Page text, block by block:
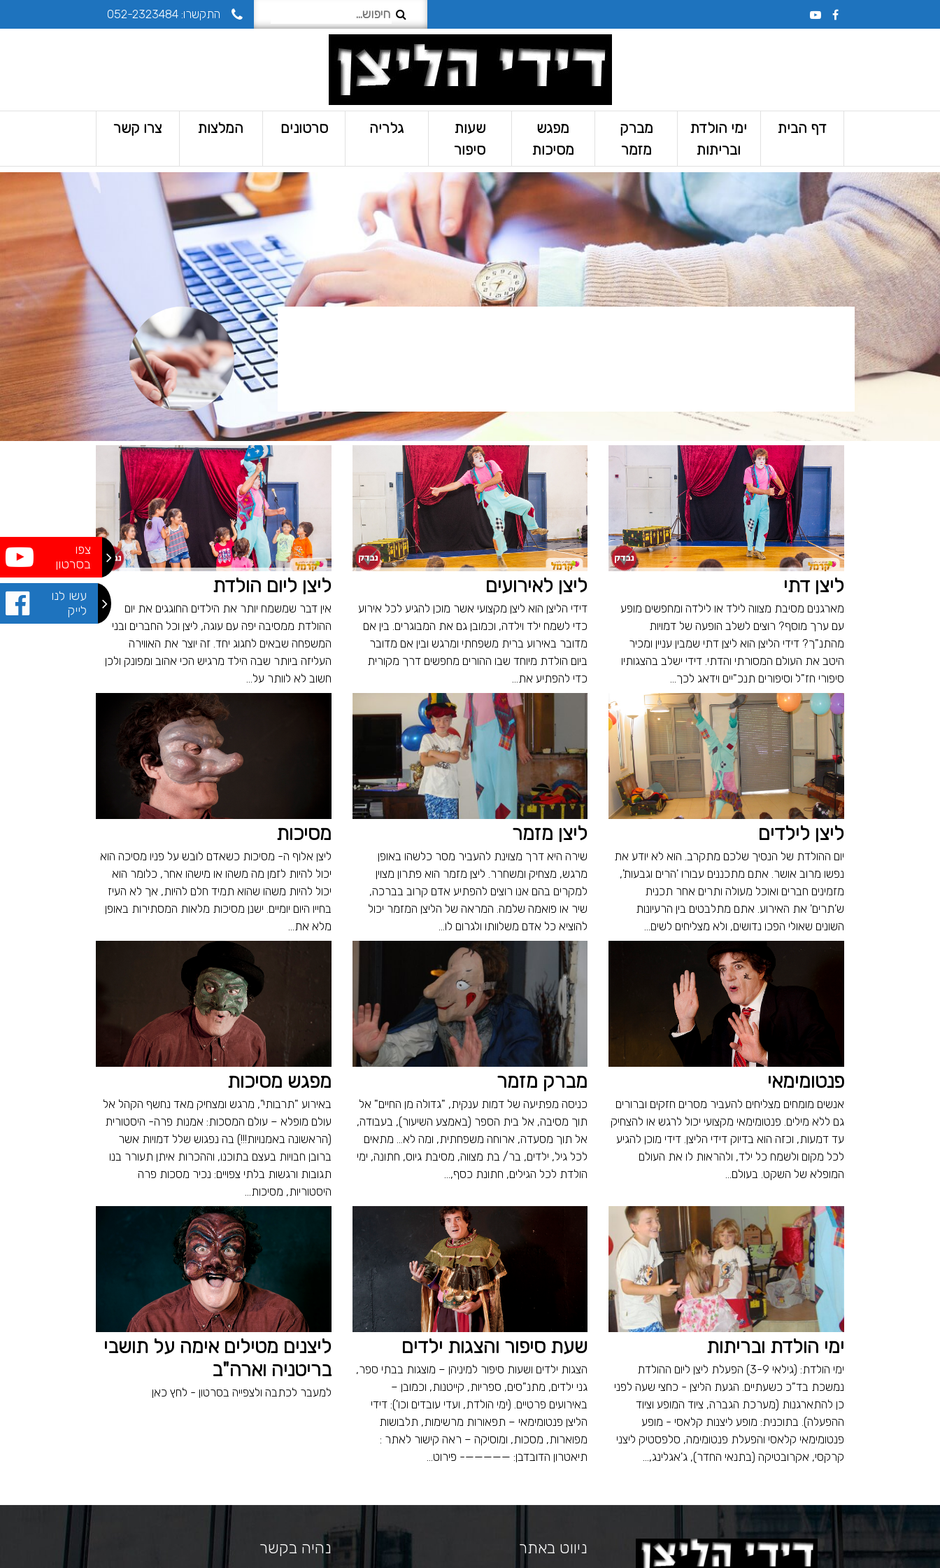
התקשרו: 052-2323484
דף הבית
ימי הולדת
ובריתות
מברק
מזמר
מפגש
מסיכות
שעות
סיפור
גלריה סרטונים המלצות צרו קשר
צפו
בסרטון
עשו לנו
לייק
ליצן דתי
מארגנים מסיבת מצווה לילד או לילדה ומחפשים מופע
עם ערך מוסף? רוצים לשלב הופעה של דמויות
מהתנ"ך? דידי הליצן הוא ליצן דתי שמבין עניין ומכיר
היטב את העולם המסורתי והדתי. דידי ישלב בהצגותיו
סיפורי חז"ל וסיפורים תנכ"יים וידאג לכך...
ליצן לאירועים
דידי הליצן הוא ליצן מקצועי אשר מוכן להגיע לכל אירוע
כדי לשמח ילד וילדה, וכמובן גם את המבוגרים. בין אם
מדובר באירוע ברית משפחתי ומרגש ובין אם מדובר
ביום הולדת מיוחד שבו ההורים מחפשים דרך מקורית
כדי להפתיע את...
ליצן ליום הולדת
אין דבר שמשמח יותר את הילדים החוגגים את יום
ההולדת ממסיבה יפה עם עוגה, ליצן וכל החברים ובני
המשפחה שבאים לחגוג יחד. זה יוצר את האווירה
העליזה ביותר שבה הילד מרגיש הכי אהוב ומפונק ולכן
חשוב לא לוותר על...
ליצן לילדים
יום ההולדת של הנסיך שלכם מתקרב. הוא לא יודע את
נפשו מרוב אושר. אתם מתכננים עבורו 'הרים וגבעות',
מזמינים חברים ואוכל מעולה ותרים אחר תכנית
ש'תרים' את האירוע. אתם מתלבטים בין הרעיונות
השונים שאולי הפכו נדושים, ולא מצליחים לשים...
ליצן מזמר
שירה היא דרך מצוינת להעביר מסר כלשהו באופן
מרגש, מצחיק ומשחרר. ליצן מזמר הוא פתרון מצוין
למקרים בהם אנו רוצים להפתיע אדם קרוב בברכה,
שיר או פואמה שלמה. המראה של הליצן המזמר יכול
להוציא כל אדם משלוותו ולגרום לו...
מסיכות
ליצן אלוף ה- מסיכות כשאדם לובש על פניו מסיכה הוא
יכול להיות לזמן מה משהו או מישהו אחר, כלומר הוא
יכול להיות משהו שהוא תמיד חלם להיות, אך לא העיז
בחייו היום יומיים. ישנן מסיכות מלאות המסתירות באופן
מלא את...
פנטומימאי
אנשים מומחים מצליחים להעביר מסרים חזקים וברורים
גם ללא מילים. פנטומימאי מקצועי יכול לרגש או להצחיק
עד דמעות, וכזה הוא בדיוק דידי הליצן. דידי מוכן להגיע
לכל מקום ולשמח כל ילד, ולהראות לו את העולם
המופלא של השקט. בעולם...
מברק מזמר
כניסה מפתיעה של דמות ענקית, "גדולה מן החיים" אל
תוך מסיבה, אל בית הספר (באמצע השיעור), בעבודה,
אל תוך מסעדה, ארוחה משפחתית, ומה לא… מתאים
לכל גיל, ילדים, בר/ בת מצווה, מסיבת גיוס, חתונה, ימי
הולדת לכל הגילים, חתונת כסף,...
מפגש מסיכות
באירוע "תרבותי", מרגש ומצחיק מאד נחשף הקהל אל
עולם מופלא – עולם המסכות: אמנות פרה- היסטורית
(הראשונה באמנויות!!!) בה נפגוש שלל דמויות אשר
ברובן חבויות בעצם בתוכנו, וההכרות איתן תעורר בנו
תגובות ורגשות בלתי צפויים: נכיר מסכות פרה
היסטוריות, מסיכות...
ימי הולדת ובריתות
ימי הולדת: (גילאי 3-9) הפעלת ליצן ליום ההולדת
נמשכת בד"כ כשעתיים. הגעת הליצן - כחצי שעה לפני
כן להתארגנות (מערכת הגברה, ציוד המופע וציוד
ההפעלה). בתוכנית: מופע ליצנות קלאסי - מופע
פנטומימאי קלאסי והפעלת פנטומימה, סלפסטיק ליצני
קרקסי, אקרובטיקה (בתנאי החדר), ג'אגלינג,...
שעת סיפור והצגות ילדים
הצגות ילדים ושעות סיפור למיניהן – מוצגות בבתי ספר,
גני ילדים, מתנ"סים, ספריות, קייטנות, וכמובן –
באירועים פרטיים. (ימי הולדת, ועדי עובדים וכו'): דידי
הליצן פנטומימאי – תפאורות מרשימות, תלבושות
מפוארות, מסכות, ומוסיקה – ראה קישור לאתר :
תיאטרון הדובדבן: —————- פירוט...
ליצנים מטילים אימה על תושבי
בריטניה וארה"ב
למעבר לכתבה ולצפייה בסרטון - לחץ כאן
ניווט באתר נהיה בקשר